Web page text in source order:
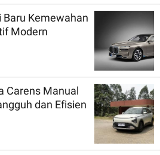
Baru Kemewahan
Modern
Carens Manual
dan Efisien